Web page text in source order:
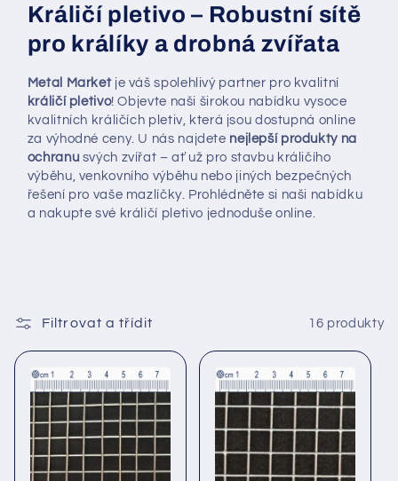
Králičí pletivo – Robustní sítě
pro králíky a drobná zvířata
Metal Marketje váš spolehlivý partner pro kvalitní
králičí pletivo! Objevte naši širokou nabídku vysoce
kvalitních králičích pletiv, která jsou dostupná online
za výhodné ceny. U nás najdete nejlepší produkty na
ochranu svých zvířat – ať už pro stavbu králičího
výběhu, venkovního výběhu nebo jiných bezpečných
řešení pro vaše mazlíčky. Prohlédněte si naši nabídku
a nakupte své králičí pletivo jednoduše online.
Filtrovat a třídit 16 produkty